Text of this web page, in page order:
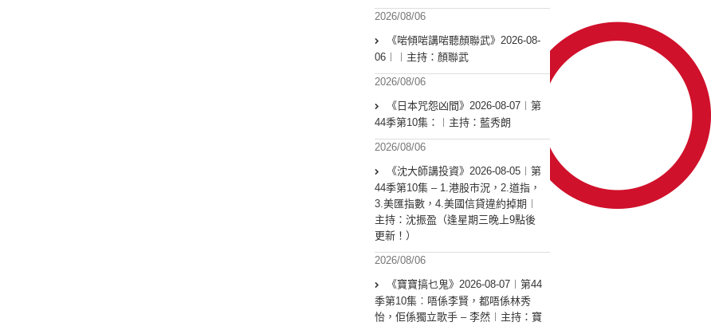
2026/08/06
《啱傾啱講啱聽顏聯武》2026-08-
06︱︱主持：顏聯武
2026/08/06
《日本咒怨凶間》2026-08-07︱第
44季第10集：︱主持：藍秀朗
2026/08/06
《沈大師講投資》2026-08-05︱第
44季第10集 – 1.港股市況，2.道指，
3.美匯指數，4.美國信貸違約掉期︱
主持：沈振盈（逢星期三晚上9點後
更新！）
2026/08/06
《寶寶搞乜鬼》2026-08-07︱第44
季第10集︰唔係李賢，都唔係林秀
怡，佢係獨立歌手 – 李然︱主持：寶